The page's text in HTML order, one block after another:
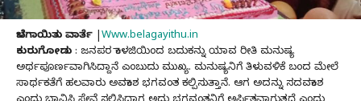
ಬೆಳಗಾಯಿತು ವಾರ್ತೆ
Www.belagayithu.in
ಕುರುಗೋಡು : ಜನಪರ ಕಾಳಜಿಯಿಂದ ಬದುಕನ್ನು ಯಾವ ರೀತಿ ಮನುಷ್ಯ
ಅರ್ಥಪೂರ್ಣವಾಗಿಸಿದ್ದಾನೆ ಎಂಬುದು ಮುಖ್ಯ. ಮನುಷ್ಯನಿಗೆ ತಿಳುವಳಿಕೆ ಬಂದ ಮೇಲೆ
ಸಾರ್ಥಕತೆಗೆ ಹಲವಾರು ಅವಕಾಶ ಭಗವಂತ ಕಲ್ಪಿಸುತ್ತಾನೆ. ಆಗ ಅದನ್ನು ಸದವಕಾಶ